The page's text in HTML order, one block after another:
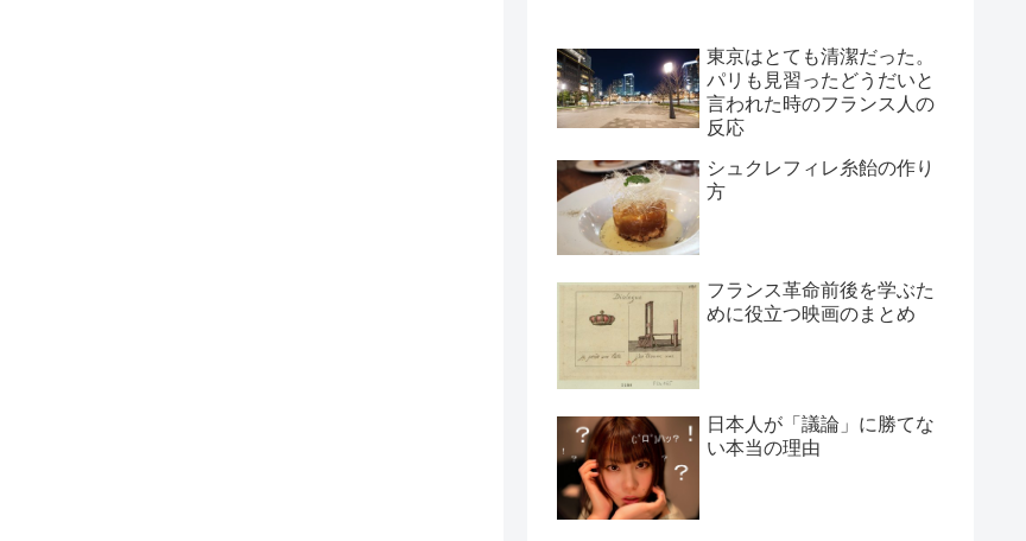
東京はとても清潔だった。
パリも見習ったどうだいと
言われた時のフランス人の
反応
シュクレフィレ糸飴の作り
方
フランス革命前後を学ぶた
めに役立つ映画のまとめ
日本人が「議論」に勝てな
い本当の理由